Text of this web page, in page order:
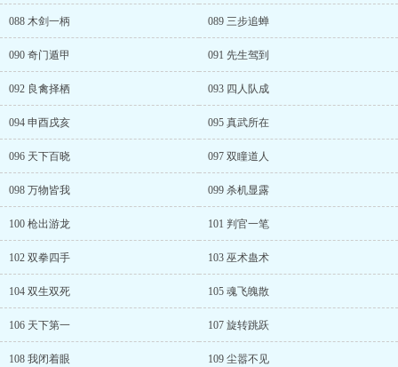
088 木剑一柄 089 三步追蝉
090 奇门遁甲 091 先生驾到
092 良禽择栖 093 四人队成
094 申酉戌亥 095 真武所在
096 天下百晓 097 双瞳道人
098 万物皆我 099 杀机显露
100 枪出游龙 101 判官一笔
102 双拳四手 103 巫术蛊术
104 双生双死 105 魂飞魄散
106 天下第一 107 旋转跳跃
108 我闭着眼 109 尘嚣不见